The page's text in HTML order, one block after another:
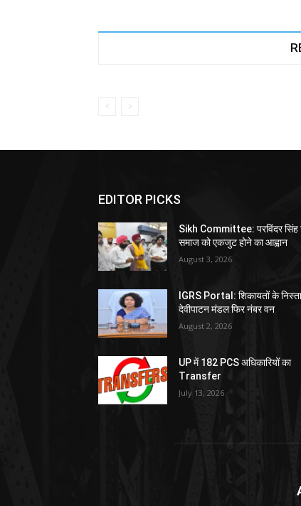
EDITOR PICKS
Sikh Committee: परविंदर सिंह
समाज को एकजुट होने का आह्वान
August 3, 2026
IGRS Portal: शिकायतों के
देवीपाटन मंडल फिर नंबर वन
August 2, 2026
UP में 182 PCS अधिकारियों का
Transfer
July 13, 2026